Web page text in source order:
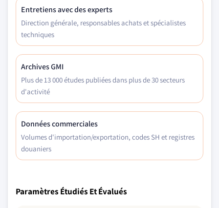
Entretiens avec des experts
Direction générale, responsables achats et spécialistes
techniques
Archives GMI
Plus de 13 000 études publiées dans plus de 30 secteurs
d'activité
Données commerciales
Volumes d'importation/exportation, codes SH et registres
douaniers
Paramètres Étudiés Et Évalués